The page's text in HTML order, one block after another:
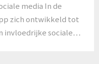
media In de
zich ontwikkeld tot
invloedrijke sociale…